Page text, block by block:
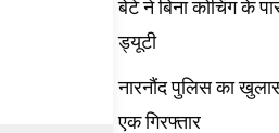
बेटे ने बिना कोचिंग के
ड्यूटी
नारनौंद पुलिस का
एक गिरफ्तार